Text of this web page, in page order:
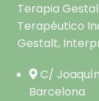
Terapia
Terapéutico
Gestalt,
C/
Barcelona